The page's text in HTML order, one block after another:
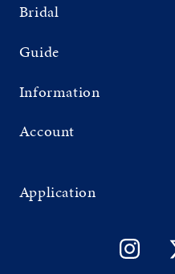
Bridal
Guide
Information
Account
Application